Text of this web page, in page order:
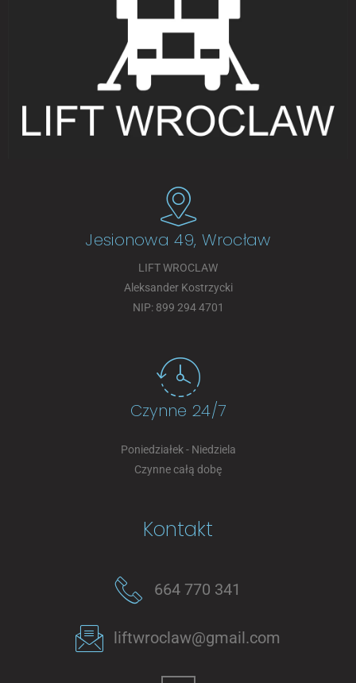
Jesionowa 49, Wrocław
LIFT WROCLAW
Aleksander Kostrzycki
NIP: 899 294 4701
Czynne 24/7
Poniedziałek - Niedziela
Czynne całą dobę
Kontakt
664 770 341
liftwroclaw@gmail.com